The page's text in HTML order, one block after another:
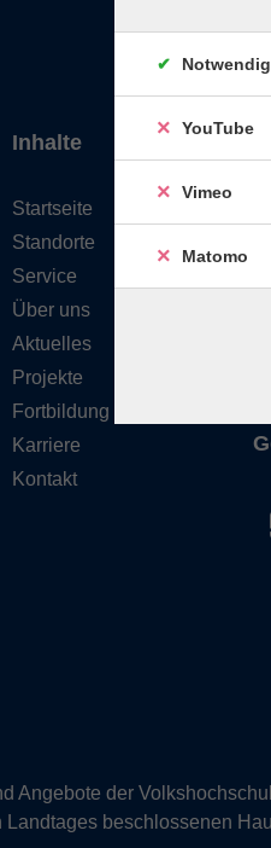
Inhalte
Startseite
Standorte
Service
Über uns
Aktuelles
Projekte
Fortbildung
Karriere
Kontakt
Angebote der
Landtages beschlossenen
Notwendig
YouTube
Vimeo
Matomo